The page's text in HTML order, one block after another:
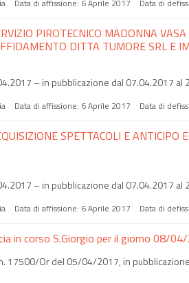
Data di affissione: 6 Aprile 2017 Data di
PIROTECNICO MADONNA
DITTA TUMORE SRL E
– in pubblicazione dal 07.04.2017 al
Data di affissione: 6 Aprile 2017 Data di
SPETTACOLI E ANTICIPO
– in pubblicazione dal 07.04.2017 al
Data di affissione: 6 Aprile 2017 Data di
in corso S.Giorgio per il giorno 08/
17500/Or del 05/04/2017, in